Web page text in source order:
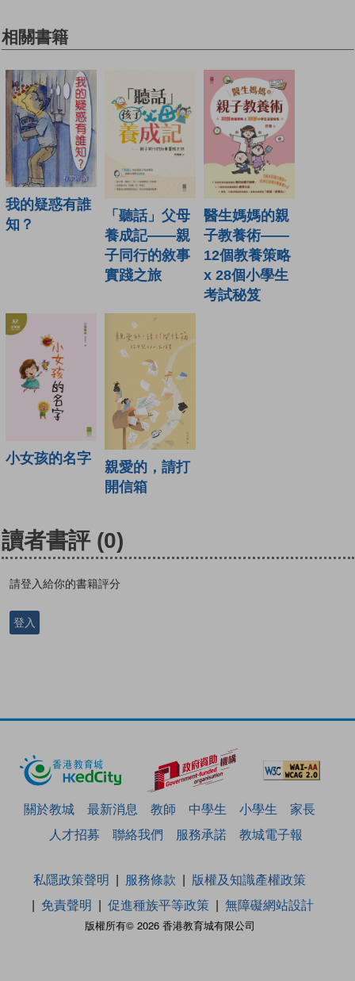
相關書籍
我的疑惑有誰
知？
「聽話」父母
養成記——親
子同行的敘事
實踐之旅
醫生媽媽的親
子教養術——
12個教養策略
x 28個小學生
考試秘笈
小女孩的名字
親愛的，請打
開信箱
讀者書評 (0)
請登入給你的書籍評分
登入
關於教城 最新消息 教師 中學生 小學生
家長
人才招募
聯絡我們 服務承諾 教城電子報
版權所有© 2026 香港教育城有限公司
私隱政策聲明 服務條款
版權及知識產權政策
免責聲明
促進種族平等政策 無障礙網站設計